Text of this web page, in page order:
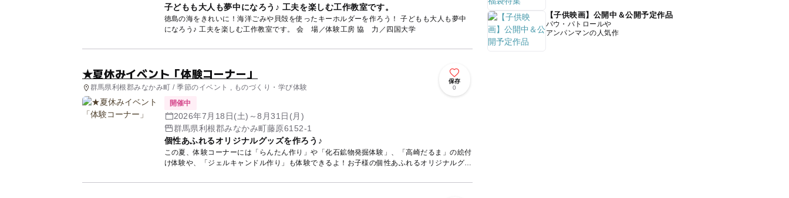
子どもも大人も夢中になろう♪ 工夫を楽しむ工作教室です。
徳島の海をきれいに！海洋ごみや貝殻を使ったキーホルダーを作ろう！ 子どもも大人も夢中
になろう♪ 工夫を楽しむ工作教室です。 会 場／体験工房 協 力／四国大学
★夏休みイベント「体験コーナー」
群馬県利根郡みなかみ町 / 季節のイベント , ものづくり・学び体験
保存
0
開催中
2026年7月18日(土)～8月31日(月)
群馬県利根郡みなかみ町藤原6152-1
個性あふれるオリジナルグッズを作ろう♪
この夏、体験コーナーには「らんたん作り」や「化石鉱物発掘体験」、「高崎だるま」の絵付
け体験や、「ジェルキャンドル作り」も体験できるよ！お子様の個性あふれるオリジナルグッ
【子供映画】公開中＆公開予定作品
パウ・パトロールや
アンパンマンの人気作